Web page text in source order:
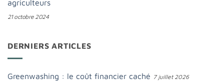
agriculteurs
21 octobre 2024
DERNIERS ARTICLES
Greenwashing : le coût financier caché 7 juillet 2026